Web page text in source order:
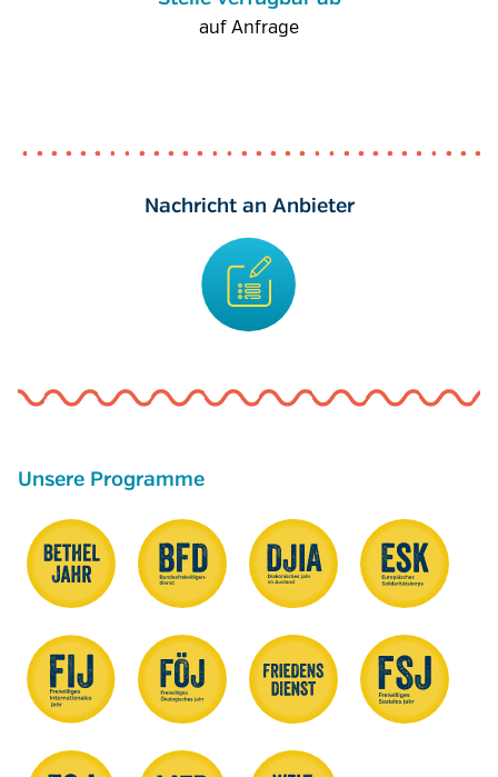
auf Anfrage
Nachricht an Anbieter
Unsere Programme